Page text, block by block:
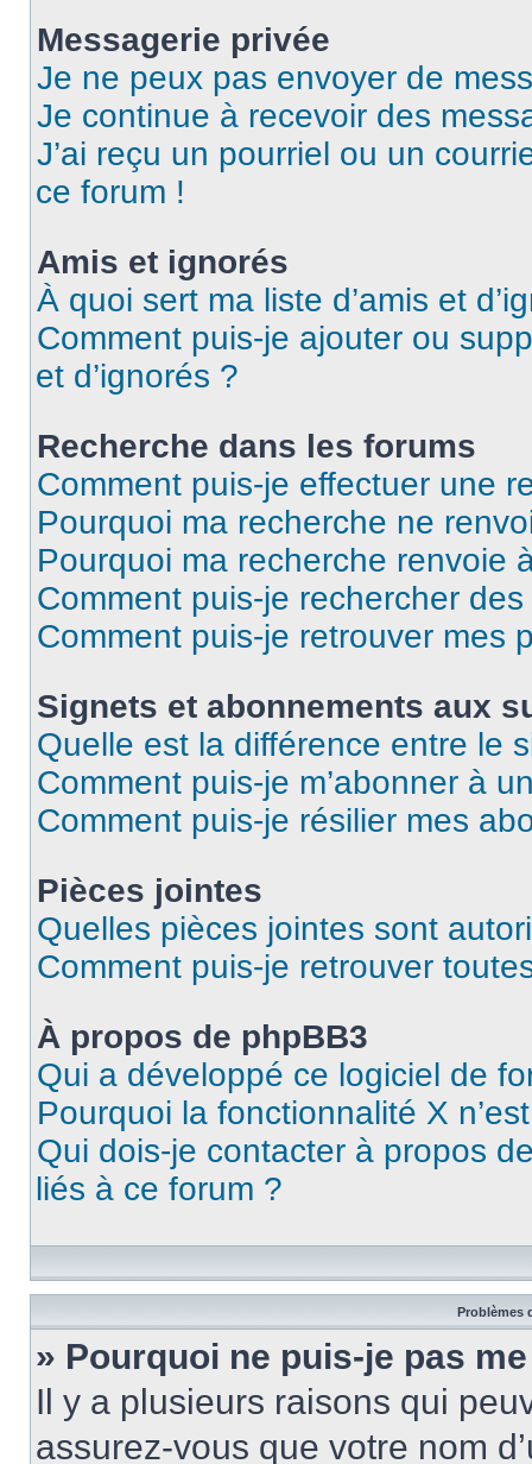
Messagerie privée
Je ne peux pas envoyer de
Je continue à recevoir des
J’ai reçu un pourriel ou un
ce forum !
Amis et ignorés
À quoi sert ma liste d’amis et
Comment puis-je ajouter ou
et d’ignorés ?
Recherche dans les forums
Comment puis-je effectuer une
Pourquoi ma recherche ne
Pourquoi ma recherche renvoie
Comment puis-je rechercher
Comment puis-je retrouver mes
Signets et abonnements aux
Quelle est la différence entre le
Comment puis-je m’abonner à
Comment puis-je résilier mes
Pièces jointes
Quelles pièces jointes sont
Comment puis-je retrouver
À propos de phpBB3
Qui a développé ce logiciel de
Pourquoi la fonctionnalité X
Qui dois-je contacter à propos
liés à ce forum ?
Problèmes
» Pourquoi ne puis-je pas
Il y a plusieurs raisons qui
assurez-vous que votre nom